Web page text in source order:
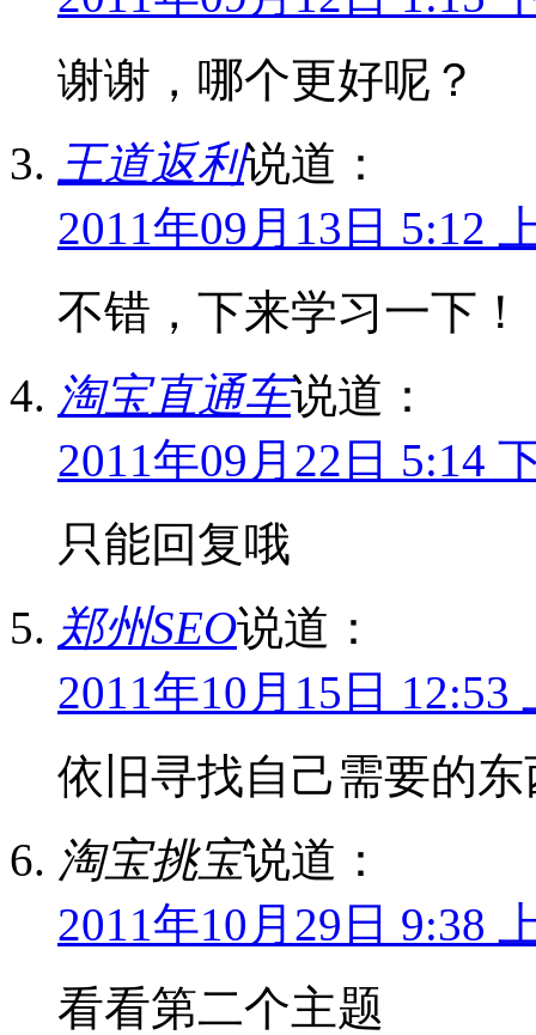
谢谢，哪个更好呢？
王道返利说道：
2011年09月13日 5:12
不错，下来学习一下！
淘宝直通车说道：
2011年09月22日 5:14
只能回复哦
郑州SEO说道：
2011年10月15日 12:53
依旧寻找自己需要的东
淘宝挑宝说道：
2011年10月29日 9:38
看看第二个主题